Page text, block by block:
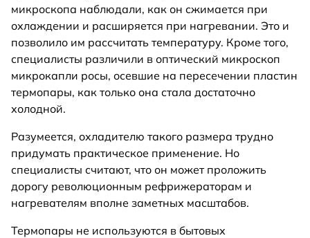
микроскопа наблюдали, как он сжимается при
охлаждении и расширяется при нагревании. Это и
позволило им рассчитать температуру. Кроме того,
специалисты различили в оптический микроскоп
микрокапли росы, осевшие на пересечении пластин
термопары, как только она стала достаточно
холодной.
Разумеется, охладителю такого размера трудно
придумать практическое применение. Но
специалисты считают, что он может проложить
дорогу революционным рефрижераторам и
нагревателям вполне заметных масштабов.
Термопары не используются в бытовых